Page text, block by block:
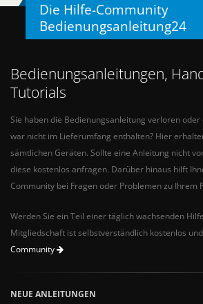
Die Hilfe-Community
Bedienungsanleitung24
Bedienungsanleitungen,
Tutorials
Sie haben die Bedienungsanleitung verloren
war nicht im Lieferumfang enthalten? Hier
sämtlichen Geräten. Sollte eine Anleitung nicht
diese kostenlos anfragen. Darüber hinaus hilft
Community bei Fragen oder Problemen zu Ihrem
Werden Sie ein Teil einer täglich wachsenden
Mitgliedschaft ist selbstverständlich kostenlos
Community
NEUE ANLEITUNGEN